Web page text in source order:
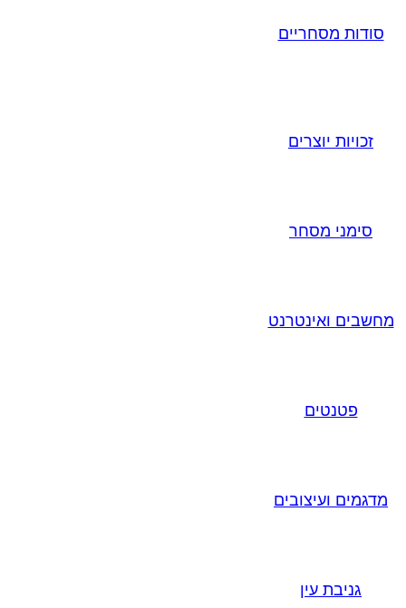
סודות מסחריים
זכויות יוצרים
סימני מסחר
מחשבים ואינטרנט
פטנטים
מדגמים ועיצובים
גניבת עין